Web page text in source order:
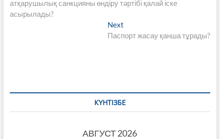
по
post:
атқарушылық санкцияны өндіру тәртібі қалай іске
асырылады?
Next
post:
Паспорт жасау қанша тұрады?
КҮНТІЗБЕ
АВГУСТ 2026